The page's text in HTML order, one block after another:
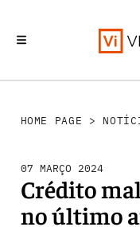
HOME PAGE >
07 MARÇO 2024
Crédito
no último